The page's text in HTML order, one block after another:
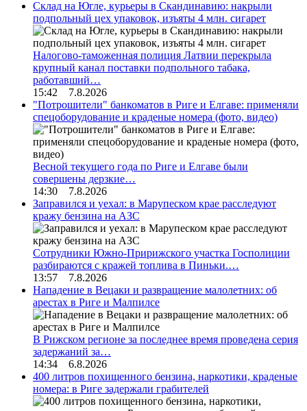
Склад на Югле, курьеры в Скандинавию: накрыли
подпольный цех упаковок, изъяты 4 млн. сигарет
Налогово-таможенная полиция Латвии перекрыла
крупный канал поставки подпольного табака,
работавший…
15:42 7.8.2026
"Потрошители" банкоматов в Риге и Елгаве: применяли
спецоборудование и краденые номера (фото, видео)
Весной текущего года по Риге и Елгаве были
совершены дерзкие…
14:30 7.8.2026
Заправился и уехал: в Марупеском крае расследуют
кражу бензина на АЗС
Сотрудники Южно-Пририжского участка Госполиции
разбираются с кражей топлива в Пиньки.…
13:57 7.8.2026
Нападение в Вецаки и развращение малолетних: об
арестах в Риге и Малпилсе
В Рижском регионе за последнее время проведена серия
задержаний за…
14:34 6.8.2026
400 литров похищенного бензина, наркотики, краденые
номера: в Риге задержали грабителей